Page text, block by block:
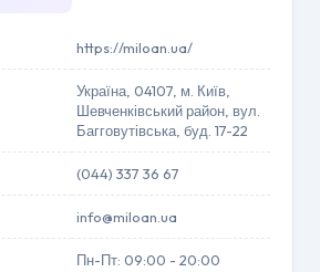
https://miloan.ua/
Україна, 04107, м. Київ,
Шевченківський район, вул.
Багговутівська, буд. 17-22
(044) 337 36 67
info@miloan.ua
Пн-Пт: 09:00 - 20:00